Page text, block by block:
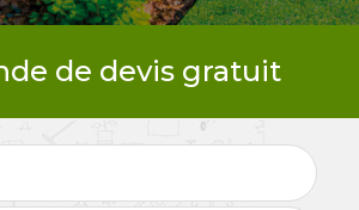
de devis gratuit